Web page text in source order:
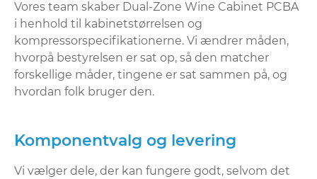
Vores team skaber Dual-Zone Wine Cabinet PCBA
i henhold til kabinetstørrelsen og
kompressorspecifikationerne. Vi ændrer måden,
hvorpå bestyrelsen er sat op, så den matcher
forskellige måder, tingene er sat sammen på, og
hvordan folk bruger den.
Komponentvalg og levering
Vi vælger dele, der kan fungere godt, selvom det